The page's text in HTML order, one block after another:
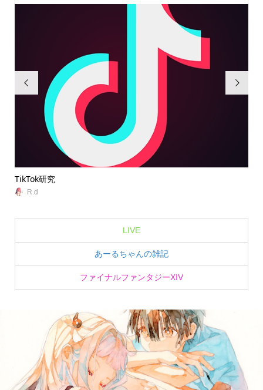

TikTok研究
R.d

LIVE
あーるちゃんの雑記
ファイナルファンタジーXIV